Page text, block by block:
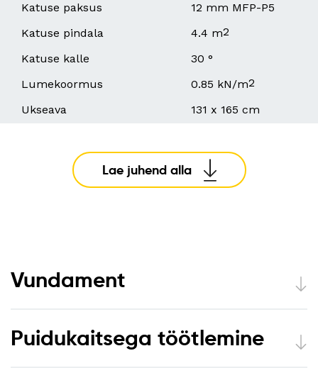
Katuse paksus
12 mm MFP-P5
Katuse pindala
4.4 m2
Katuse kalle
30 °
Lumekoormus
0.85 kN/m2
Ukseava
131 x 165 cm
Lae juhend alla
Vundament
Puidukaitsega töötlemine